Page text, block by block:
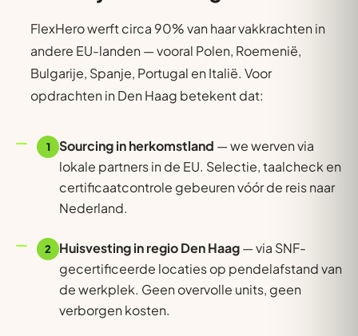
FlexHero werft circa 90% van haar vakkrachten in
andere EU-landen — vooral Polen, Roemenië,
Bulgarije, Spanje, Portugal en Italië. Voor
opdrachten in Den Haag betekent dat:
1 Sourcing in herkomstland — we werven via
lokale partners in de EU. Selectie, taalcheck en
certificaatcontrole gebeuren vóór de reis naar
Nederland.
2 Huisvesting in regio Den Haag— via SNF-
gecertificeerde locaties op pendelafstand van
de werkplek. Geen overvolle units, geen
verborgen kosten.